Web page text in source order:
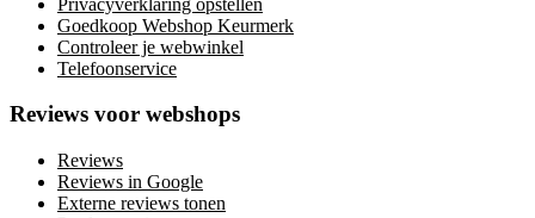
Goedkoop Webshop Keurmerk
Controleer je webwinkel
Telefoonservice
Reviews voor webshops
Reviews
Reviews in Google
Externe reviews tonen